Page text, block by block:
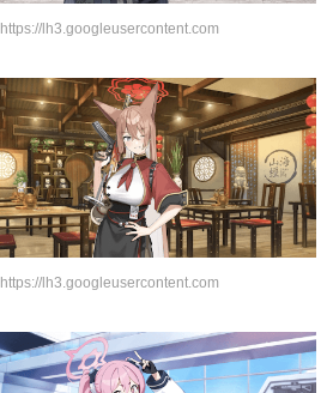
https://lh3.googleusercontent.com
https://lh3.googleusercontent.com